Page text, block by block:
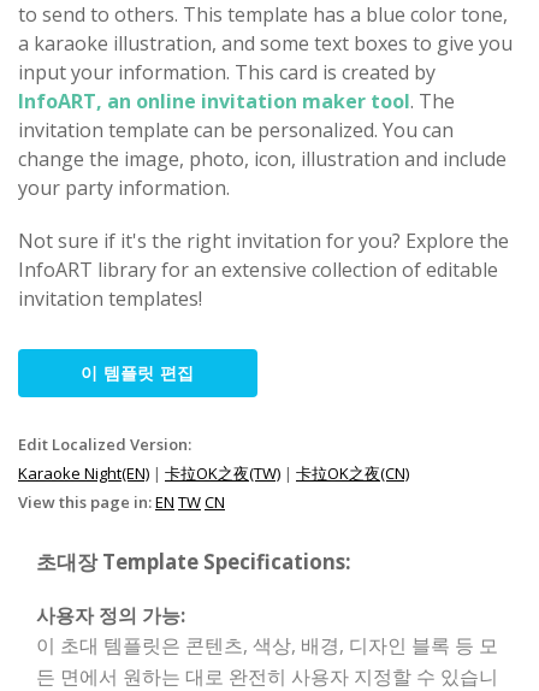
to send to others. This template has a blue color tone,
a karaoke illustration, and some text boxes to give you
input your information. This card is created by
InfoART, an online invitation maker tool. The
invitation template can be personalized. You can
change the image, photo, icon, illustration and include
your party information.
Not sure if it's the right invitation for you? Explore the
InfoART library for an extensive collection of editable
invitation templates!
이 템플릿 편집
Edit Localized Version:
Karaoke Night(EN) | 卡拉OK之夜(TW) | 卡拉OK之夜(CN)
View this page in:EN TWCN
초대장 Template Specifications:
사용자 정의 가능:
이 초대 템플릿은 콘텐츠, 색상, 배경, 디자인 블록 등 모
든 면에서 원하는 대로 완전히 사용자 지정할 수 있습니